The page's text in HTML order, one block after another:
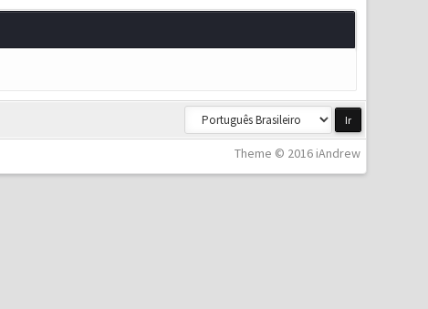
Theme © 2016 iAndrew